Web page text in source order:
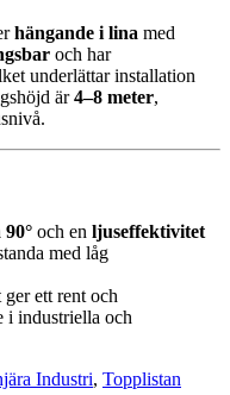
hängande i lina med
och har
underlättar installation
är4–8 meter,
och en ljuseffektivitet
med låg
ett rent och
i industriella och
Industri, Topplistan